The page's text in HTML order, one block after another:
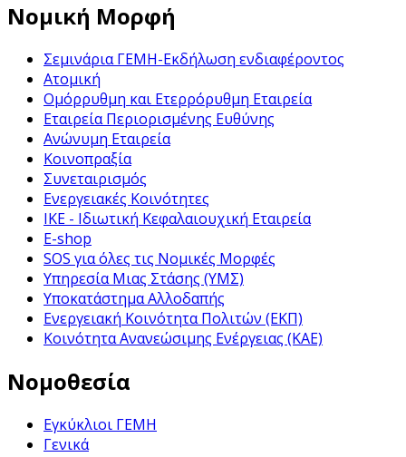
Νομική Μορφή
Σεμινάρια ΓΕΜΗ-Εκδήλωση ενδιαφέροντος
Ατομική
Ομόρρυθμη και Ετερρόρυθμη Εταιρεία
Εταιρεία Περιορισμένης Ευθύνης
Ανώνυμη Εταιρεία
Κοινοπραξία
Συνεταιρισμός
Ενεργειακές Κοινότητες
ΙΚΕ - Ιδιωτική Κεφαλαιουχική Εταιρεία
E-shop
SOS για όλες τις Νομικές Μορφές
Υπηρεσία Μιας Στάσης (ΥΜΣ)
Υποκατάστημα Αλλοδαπής
Ενεργειακή Κοινότητα Πολιτών (ΕΚΠ)
Κοινότητα Ανανεώσιμης Ενέργειας (ΚΑΕ)
Νομοθεσία
Εγκύκλιοι ΓΕΜΗ
Γενικά